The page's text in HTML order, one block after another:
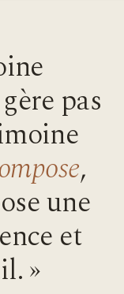
pas
,
une
et
»